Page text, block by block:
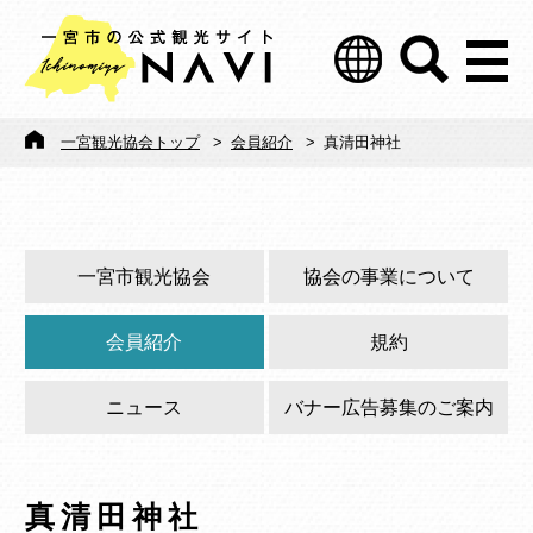
一宮観光協会トップ > 会員紹介 > 真清田神社
一宮市観光協会 協会の事業について
会員紹介 規約
ニュース バナー広告募集のご案内
真清田神社